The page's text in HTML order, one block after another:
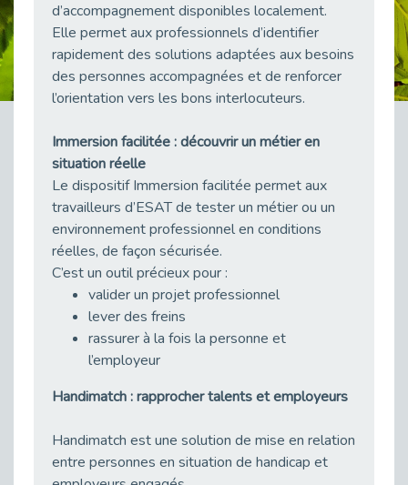
Publié le 31/03/2026
CDD de reconversion : un nouveau contrat pour sécuriser le changement de métier.
Publié le 30/03/2026
Besoin d’un appui ponctuel expertise handicap ?
Sport2Job Clichy : une édition altoséquanaise avec Cap Emploi 92.
Publié le 30/03/2026
Mieux appréhender les enjeux du handicap singulier en entreprise - vidéo
Publié le 27/03/2026
DOETH 2025: Fin de l'écrêtement
Publié le 24/03/2026
Publié le 23/03/2026
Publié le 23/03/2026
Synergie partenariale pour l'Inclusion Professionnelle chez Orange
Cap Emploi : L'accompagnement EXH c’est quoi ?
Publié le 16/03/2026
d’accompagnement disponibles localement.
Elle permet aux professionnels d’identifier
rapidement des solutions adaptées aux besoins
des personnes accompagnées et de renforcer
l’orientation vers les bons interlocuteurs.
Immersion facilitée : découvrir un métier en
situation réelle
Le dispositif Immersion facilitée permet aux
travailleurs d’ESAT de tester un métier ou un
environnement professionnel en conditions
réelles, de façon sécurisée.
C’est un outil précieux pour :
valider un projet professionnel
lever des freins
rassurer à la fois la personne et
l’employeur
Handimatch : rapprocher talents et employeurs
Handimatch est une solution de mise en relation
entre personnes en situation de handicap et